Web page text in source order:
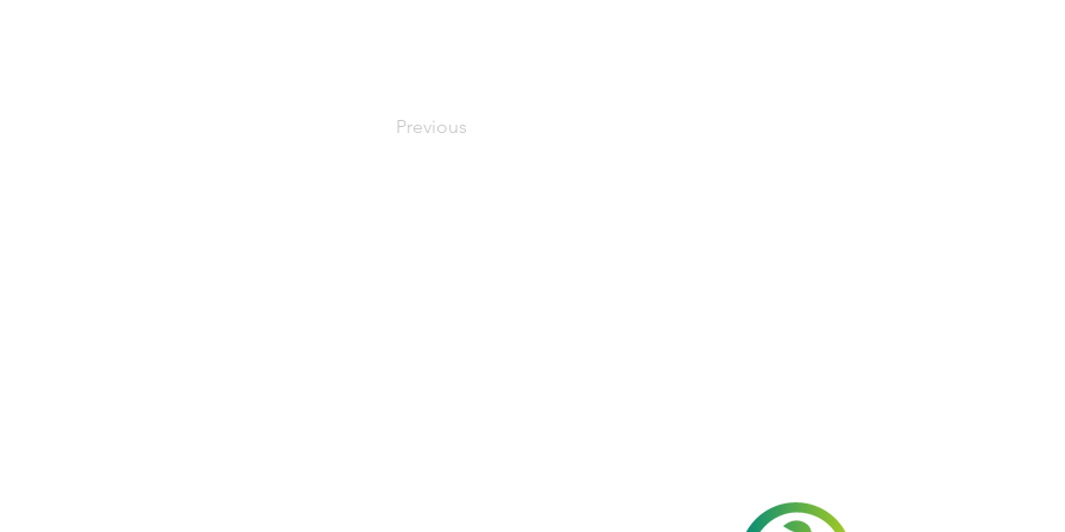
Previous